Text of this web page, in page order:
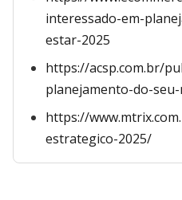
interessado-em-
estar-2025
https://acsp.com.br/
planejamento-do-
https://
estrategico-2025/